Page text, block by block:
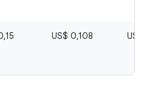
US$ 0,108 US$